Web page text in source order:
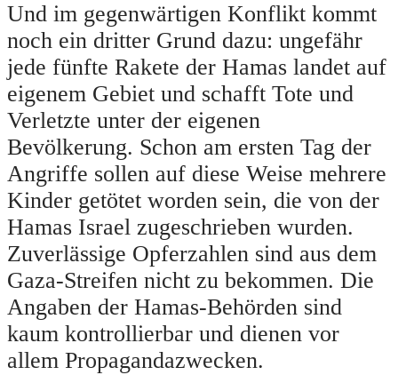
Und im gegenwärtigen Konflikt kommt
noch ein dritter Grund dazu: ungefähr
jede fünfte Rakete der Hamas landet auf
eigenem Gebiet und schafft Tote und
Verletzte unter der eigenen
Bevölkerung. Schon am ersten Tag der
Angriffe sollen auf diese Weise mehrere
Kinder getötet worden sein, die von der
Hamas Israel zugeschrieben wurden.
Zuverlässige Opferzahlen sind aus dem
Gaza-Streifen nicht zu bekommen. Die
Angaben der Hamas-Behörden sind
kaum kontrollierbar und dienen vor
allem Propagandazwecken.